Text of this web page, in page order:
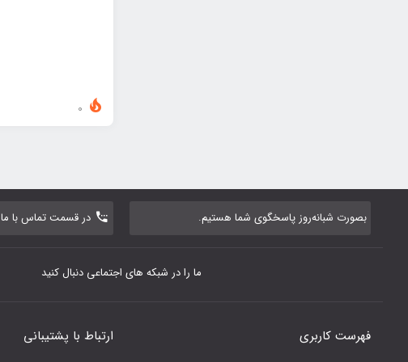
بصورت شبانه‌روز پاسخگوی شما هستیم. در قسمت تماس با ما
ما را در شبکه های اجتماعی دنبال کنید
فهرست کاربری ارتباط با پشتیبانی